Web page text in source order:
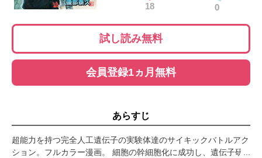
18 0
試し読み無料
会員登録1ヵ月無料
あらすじ
超能力を持つ完全人工遺伝子の実験体達のサイキックバトルアク
ション。フルカラー漫画。 細胞の幹細胞化に成功し、遺伝子研